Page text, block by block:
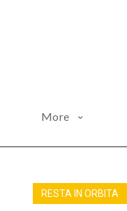
More
RESTA IN ORBITA